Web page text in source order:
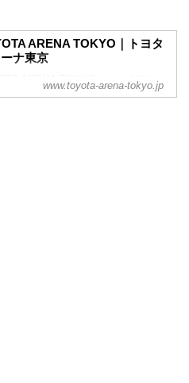
ARENA TOKYO｜トヨタ
ナ東京
ARENA TOKYO（トヨタアリー
京）は「可能性にかけていこう」と
、サスティナビリティ領域を中心
www.toyota-arena-tokyo.jp